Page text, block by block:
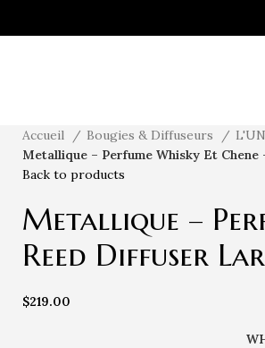
Accueil Bougies & Diffuseurs
Metallique – Perfume Whisky Et
Back to products
Metallique –
Reed Diffuser
$219.00